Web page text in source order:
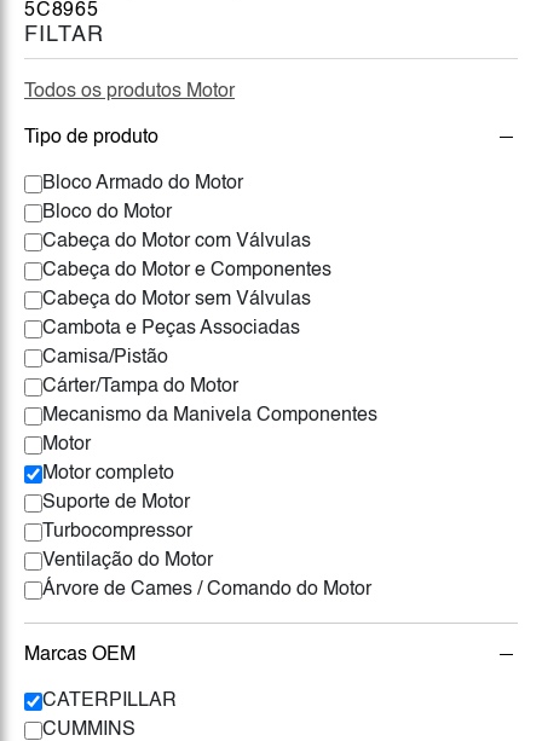
FILTAR
Todos os produtos Motor
Tipo de produto
Bloco Armado do Motor
Bloco do Motor
Cabeça do Motor com Válvulas
Cabeça do Motor e Componentes
Cabeça do Motor sem Válvulas
Cambota e Peças Associadas
Camisa/Pistão
Cárter/Tampa do Motor
Mecanismo da Manivela Componentes
Motor
Motor completo
Suporte de Motor
Turbocompressor
Ventilação do Motor
Árvore de Cames / Comando do Motor
Marcas OEM
CATERPILLAR
CUMMINS
5C8965